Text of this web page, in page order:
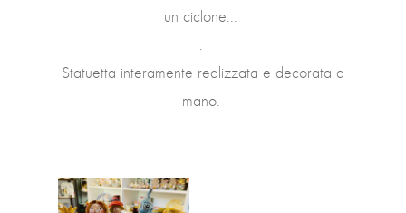
un ciclone...
.
Statuetta interamente realizzata e decorata a
mano.